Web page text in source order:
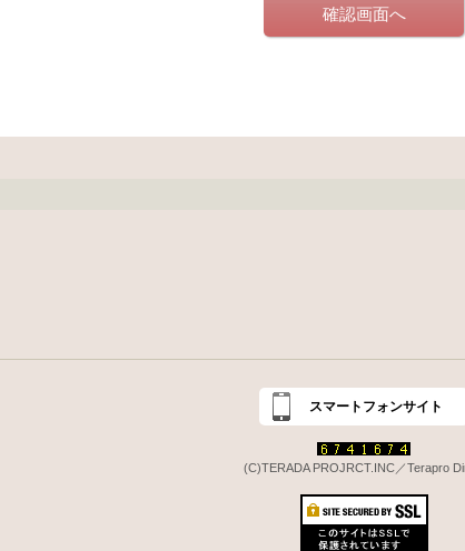
スマートフォンサイト
(C)TERADA PROJRCT.INC／Terapro